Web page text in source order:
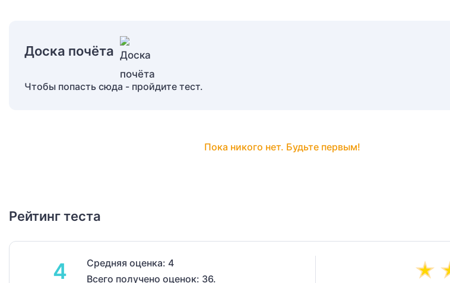
Доска почёта
Чтобы попасть сюда - пройдите тест.
Пока никого нет. Будьте первым!
Рейтинг теста
4
Средняя оценка: 4
Всего получено оценок: 36.